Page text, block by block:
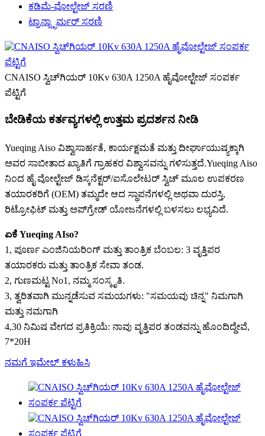
ಕಡಿಮೆ-ವೋಲ್ಟೇಜ್ ಸರಣಿ
ಟ್ರಾನ್ಸ್ಫಾರ್ಮರ್ ಸರಣಿ
CNAISO ಸ್ವಿಚ್‌ಗಿಯರ್ 10Kv 630A 1250A ಹೈವೋಲ್ಟೇಜ್ ಸಂಪರ್ಕ
ಪೆಟ್ಟಿಗೆ
ಬೇಡಿಕೆಯ ಕರ್ತವ್ಯಗಳಲ್ಲಿ ಉತ್ತಮ ಪ್ರದರ್ಶನ ನೀಡಿ
Yueqing Aiso ವಿಶ್ವಾಸಾರ್ಹತೆ, ಕಾರ್ಯಕ್ಷಮತೆ ಮತ್ತು ದೀರ್ಘಾಯುಷ್ಯಕ್ಕಾಗಿ
ಅವರ ಸಾಬೀತಾದ ಖ್ಯಾತಿಗೆ ಗ್ರಾಹಕರ ವಿಶ್ವಾಸವನ್ನು ಗಳಿಸುತ್ತದೆ.Yueqing Aiso
ನಿಂದ ಹೈ ವೋಲ್ಟೇಜ್ ಡಿಸ್ಕನೆಕ್ಟರ್/ಐಸೊಲೇಟರ್ ಸ್ವಿಚ್ ಮೂಲ ಉಪಕರಣ
ತಯಾರಕರಿಗೆ (OEM) ತಮ್ಮದೇ ಆದ ಸ್ಥಾಪನೆಗಳಲ್ಲಿ ಅಥವಾ ದುರಸ್ತಿ,
ರಿಟ್ರೋಫಿಟ್ ಮತ್ತು ಅಪ್‌ಗ್ರೇಡ್ ಯೋಜನೆಗಳಲ್ಲಿ ಬಳಸಲು ಲಭ್ಯವಿದೆ.
ಏಕೆ Yueqing AIso?
1, ಪೂರ್ಣ ಎಂಜಿನಿಯರಿಂಗ್ ಮತ್ತು ತಾಂತ್ರಿಕ ಬೆಂಬಲ: 3 ವೃತ್ತಿಪರ
ತಯಾರಕರು ಮತ್ತು ತಾಂತ್ರಿಕ ಸೇವಾ ತಂಡ.
2, ಗುಣಮಟ್ಟ No1, ನಮ್ಮ ಸಂಸ್ಕೃತಿ.
3, ತ್ವರಿತವಾಗಿ ಮುನ್ನಡೆಸುವ ಸಮಯಗಳು: "ಸಮಯವು ಚಿನ್ನ" ನಿಮಗಾಗಿ
ಮತ್ತು ನಮಗಾಗಿ
4,30 ನಿಮಿಷ ವೇಗದ ಪ್ರತಿಕ್ರಿಯೆ: ನಾವು ವೃತ್ತಿಪರ ತಂಡವನ್ನು ಹೊಂದಿದ್ದೇವೆ,
7*20H
ನಮಗೆ ಇಮೇಲ್ ಕಳುಹಿಸಿ